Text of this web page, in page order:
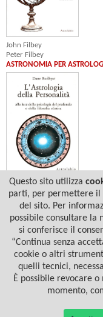
John Filbey
Peter Filbey
ASTRONOMIA PER ASTROLOGI
Dane Rudhyar
L'ASTROLOGIA DELLA
Questo sito utilizza
parti, per permettere
del sito. Per
possibile consultare la
si conferisce il
“Continua senza
cookie o altri
quelli tecnici,
È possibile revocare
momento,